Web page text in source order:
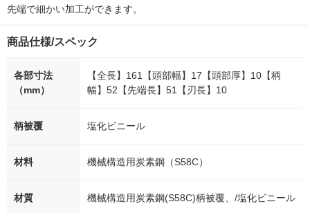
先端で細かい加工ができます。
商品仕様/スペック
各部寸法
（mm）
【全長】161【頭部幅】17【頭部厚】10【柄
幅】52【先端長】51【刃長】10
柄被覆 塩化ビニール
材料 機械構造用炭素鋼（S58C）
材質 機械構造用炭素鋼(S58C)柄被覆、/塩化ビニール